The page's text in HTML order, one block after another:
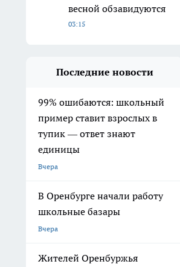
весной обзавидуются
03:15
Последние новости
99% ошибаются: школьный
пример ставит взрослых в
тупик — ответ знают
единицы
Вчера
В Оренбурге начали работу
школьные базары
Вчера
Жителей Оренбуржья